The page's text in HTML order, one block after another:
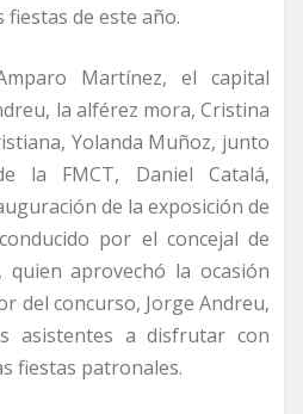
de este año.
Martínez, el capital
la alférez mora, Cristina
Yolanda Muñoz, junto
la FMCT, Daniel Catalá,
de la exposición de
por el concejal de
quien aprovechó la ocasión
del concurso, Jorge Andreu,
asistentes a disfrutar con
fiestas patronales.